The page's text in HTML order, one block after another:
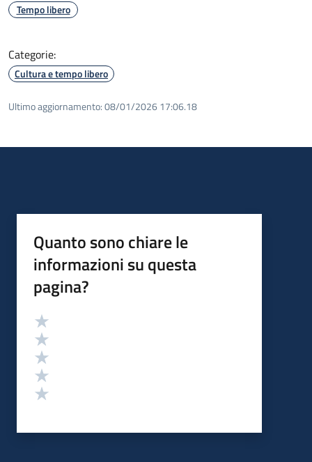
Tempo libero
Categorie:
Cultura e tempo libero
Ultimo aggiornamento:08/01/2026 17:06.18
Quanto sono chiare le
informazioni su questa
pagina?
Valutazione